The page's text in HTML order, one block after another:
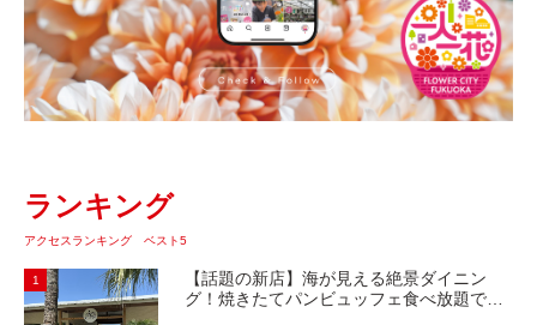
ランキング
アクセスランキング ベスト5
1
【話題の新店】海が見える絶景ダイニン
グ！焼きたてパンビュッフェ食べ放題で大